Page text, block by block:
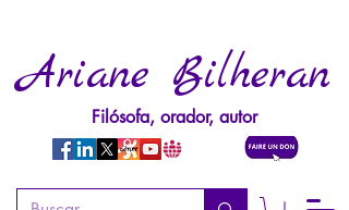
Ariane Bilheran
Filósofa, orador, autor